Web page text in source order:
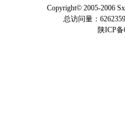
Copyright© 2005-2006
总访问量：
陕ICP备